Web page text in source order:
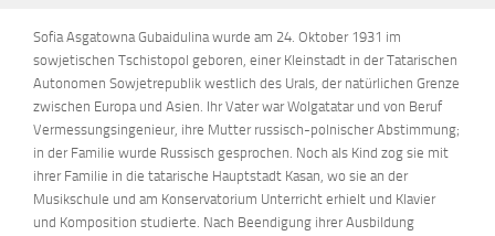
Sofia Asgatowna Gubaidulina wurde am 24. Oktober 1931 im
sowjetischen Tschistopol geboren, einer Kleinstadt in der Tatarischen
Autonomen Sowjetrepublik westlich des Urals, der natürlichen Grenze
zwischen Europa und Asien. Ihr Vater war Wolgatatar und von Beruf
Vermessungsingenieur, ihre Mutter russisch-polnischer Abstimmung;
in der Familie wurde Russisch gesprochen. Noch als Kind zog sie mit
ihrer Familie in die tatarische Hauptstadt Kasan, wo sie an der
Musikschule und am Konservatorium Unterricht erhielt und Klavier
und Komposition studierte. Nach Beendigung ihrer Ausbildung